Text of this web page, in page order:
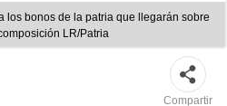
los bonos de la patria que llegarán sobre
LR/Patria
Compartir